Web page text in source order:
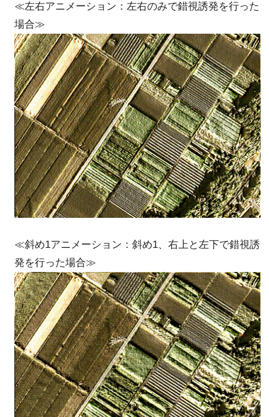
≪左右アニメーション：左右のみで錯視誘発を行った
場合≫
≪斜め1アニメーション：斜め1、右上と左下で錯視誘
発を行った場合≫